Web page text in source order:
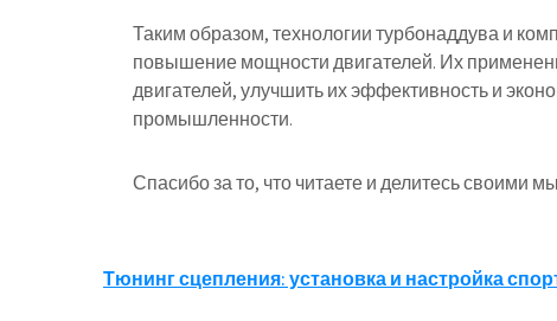
Таким образом, технологии турбонаддува и
повышение мощности двигателей. Их
двигателей, улучшить их эффективность и
промышленности.
Спасибо за то, что читаете и делитесь своими
Навигация
Тюнинг сцепления: установка и настройка